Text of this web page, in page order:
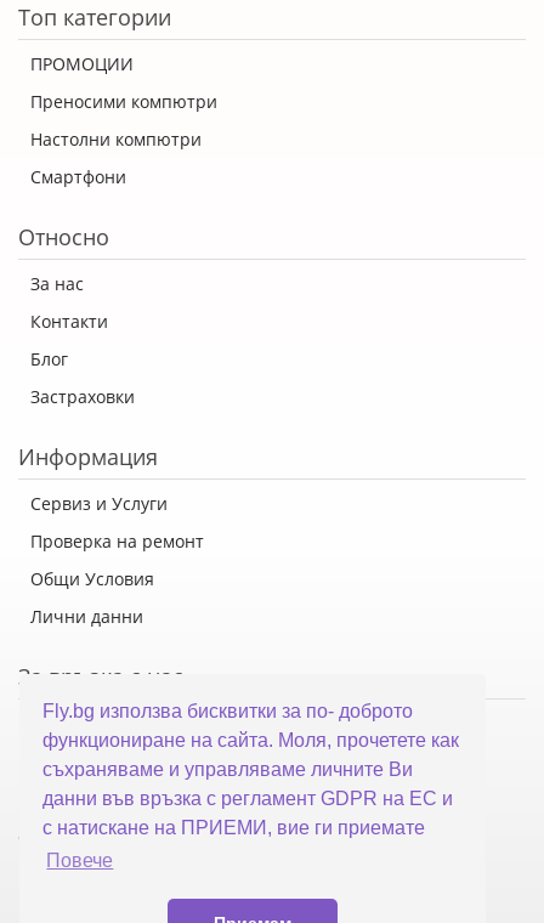
Fly.bg използва бисквитки за по- доброто
функциониране на сайта. Моля, прочетете как
съхраняваме и управляваме личните Ви
данни във връзка с регламент GDPR на ЕС и
с натискане на ПРИЕМИ, вие ги приемате
Повече
Топ категории
ПРОМОЦИИ
Преносими компютри
Настолни компютри
Смартфони
Относно
За нас
Контакти
Блог
Застраховки
Информация
Сервиз и Услуги
Проверка на ремонт
Общи Условия
Лични данни
За връзка с нас
Флай Систем ООД
гр. Варна, ул. Каймакчалан 10А
тел: 052 321 321
office@fly.bg